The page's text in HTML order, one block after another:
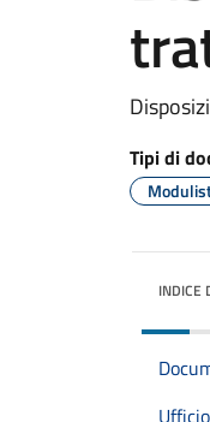
Tipi di
INDICE